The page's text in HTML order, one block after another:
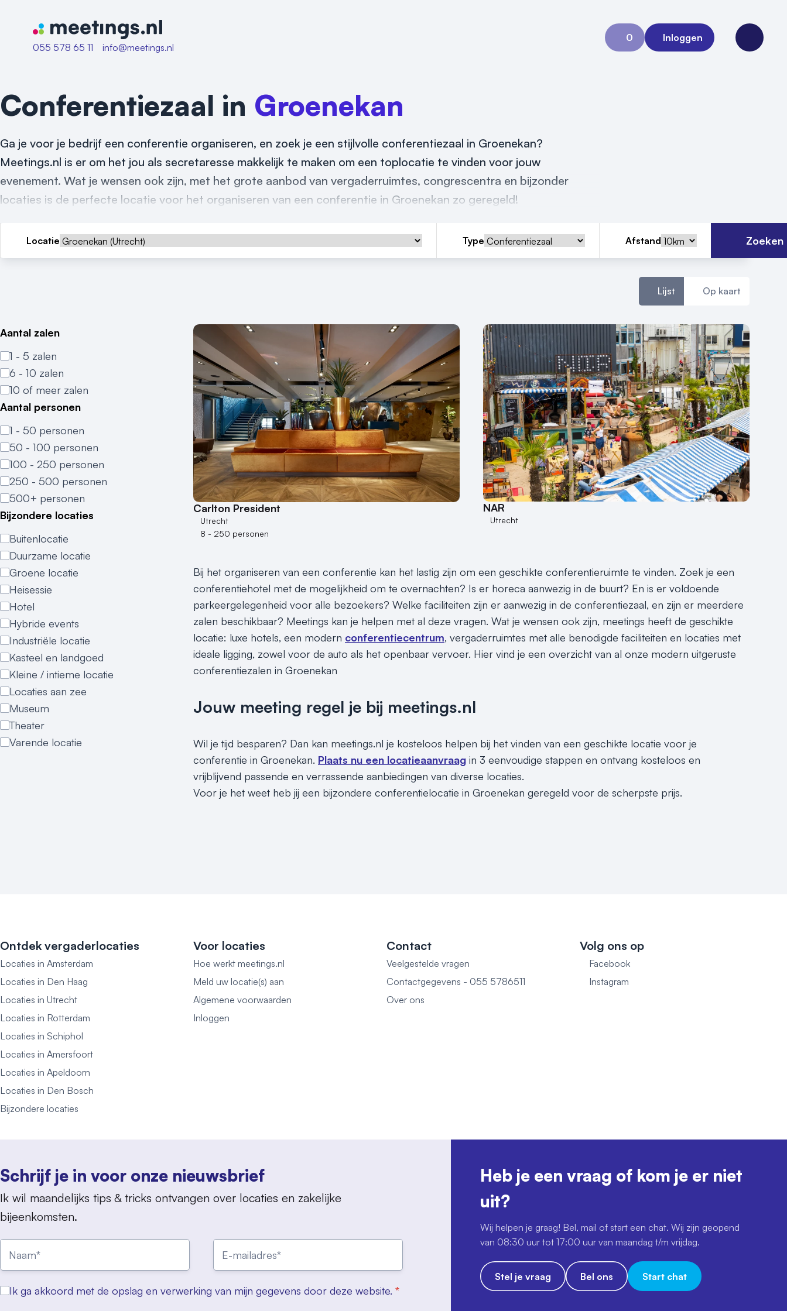
Naar home van Meetings
055 578 65 11
info@meetings.nl
0
Aanvraag 0
Inloggen
Open
Conferentiezaal in Groenekan
Ga je voor je bedrijf een conferentie organiseren, en zoek je een stijlvolle conferentiezaal in Groenekan?
Meetings.nl is er om het jou als secretaresse makkelijk te maken om een toplocatie te vinden voor jouw
evenement. Wat je wensen ook zijn, met het grote aanbod van vergaderruimtes, congrescentra en bijzonder
locaties is de perfecte locatie voor het organiseren van een conferentie in Groenekan zo geregeld!
Locatie Type Afstand Zoeken
Lijst Op kaart
Aantal zalen
1 - 5 zalen
6 - 10 zalen
10 of meer zalen
Aantal personen
1 - 50 personen
50 - 100 personen
100 - 250 personen
250 - 500 personen
500+ personen
Bijzondere locaties
Buitenlocatie
Duurzame locatie
Groene locatie
Heisessie
Hotel
Hybride events
Industriële locatie
Kasteel en landgoed
Kleine / intieme locatie
Locaties aan zee
Museum
Theater
Varende locatie
Carlton President
Utrecht
8 - 250 personen
NAR
Utrecht
Bij het organiseren van een conferentie kan het lastig zijn om een geschikte conferentieruimte te vinden. Zoek je een
conferentiehotel met de mogelijkheid om te overnachten? Is er horeca aanwezig in de buurt? En is er voldoende
parkeergelegenheid voor alle bezoekers? Welke faciliteiten zijn er aanwezig in de conferentiezaal, en zijn er meerdere
zalen beschikbaar? Meetings kan je helpen met al deze vragen. Wat je wensen ook zijn, meetings heeft de geschikte
locatie: luxe hotels, een modern conferentiecentrum, vergaderruimtes met alle benodigde faciliteiten en locaties met
ideale ligging, zowel voor de auto als het openbaar vervoer. Hier vind je een overzicht van al onze modern uitgeruste
conferentiezalen in Groenekan
Jouw meeting regel je bij meetings.nl
Wil je tijd besparen? Dan kan meetings.nl je kosteloos helpen bij het vinden van een geschikte locatie voor je
conferentie in Groenekan. Plaats nu een locatieaanvraag in 3 eenvoudige stappen en ontvang kosteloos en
vrijblijvend passende en verrassende aanbiedingen van diverse locaties.
Voor je het weet heb jij een bijzondere conferentielocatie in Groenekan geregeld voor de scherpste prijs.
Ontdek vergaderlocaties
Locaties in Amsterdam
Locaties in Den Haag
Locaties in Utrecht
Locaties in Rotterdam
Locaties in Schiphol
Locaties in Amersfoort
Locaties in Apeldoorn
Locaties in Den Bosch
Bijzondere locaties
Voor locaties
Hoe werkt meetings.nl
Meld uw locatie(s) aan
Algemene voorwaarden
Inloggen
Contact
Veelgestelde vragen
Contactgegevens - 055 5786511
Over ons
Volg ons op
Facebook
Instagram
Schrijf je in voor onze nieuwsbrief
Ik wil maandelijks tips & tricks ontvangen over locaties en zakelijke
bijeenkomsten.
Ik ga akkoord met de opslag en verwerking van mijn gegevens door deze website. *
Heb je een vraag of kom je er niet
uit?
Wij helpen je graag! Bel, mail of start een chat. Wij zijn geopend
van 08:30 uur tot 17:00 uur van maandag t/m vrijdag.
Stel je vraag Bel ons Start chat